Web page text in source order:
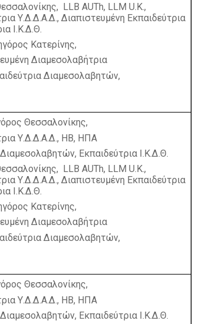
LLB AUTh, LLM U.K.,
Υ.Δ.Δ.Α.Δ., Διαπιστευμένη Εκπαιδεύτρια
Ι.Κ.Δ.Θ.
Κατερίνης,
Διαμεσολαβήτρια
Διαμεσολαβητών,
Θεσσαλονίκης,
Υ.Δ.Δ.Α.Δ., ΗΒ, ΗΠΑ
Εκπαιδεύτρια Ι.Κ.Δ.Θ.
LLB AUTh, LLM U.K.,
Υ.Δ.Δ.Α.Δ., Διαπιστευμένη Εκπαιδεύτρια
Ι.Κ.Δ.Θ.
Κατερίνης,
Διαμεσολαβήτρια
Διαμεσολαβητών,
Θεσσαλονίκης,
Υ.Δ.Δ.Α.Δ., ΗΒ, ΗΠΑ
Εκπαιδεύτρια Ι.Κ.Δ.Θ.